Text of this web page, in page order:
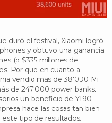
duró el festival, Xiaomi logró
y obtuvo una ganancia
(o $335 millones de
Por que en cuanto a
vendió más de 38'000 Mi
de 247'000 power banks,
un beneficio de ¥190
hace las cosas tan bien
este tipo de resultados.